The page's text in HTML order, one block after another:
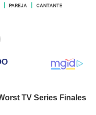
PAREJA
CANTANTE